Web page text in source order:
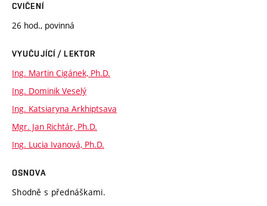
CVIČENÍ
26 hod., povinná
VYUČUJÍCÍ / LEKTOR
Ing. Martin Cigánek, Ph.D.
Ing. Dominik Veselý
Ing. Katsiaryna Arkhiptsava
Mgr. Jan Richtár, Ph.D.
Ing. Lucia Ivanová, Ph.D.
OSNOVA
Shodně s přednáškami.